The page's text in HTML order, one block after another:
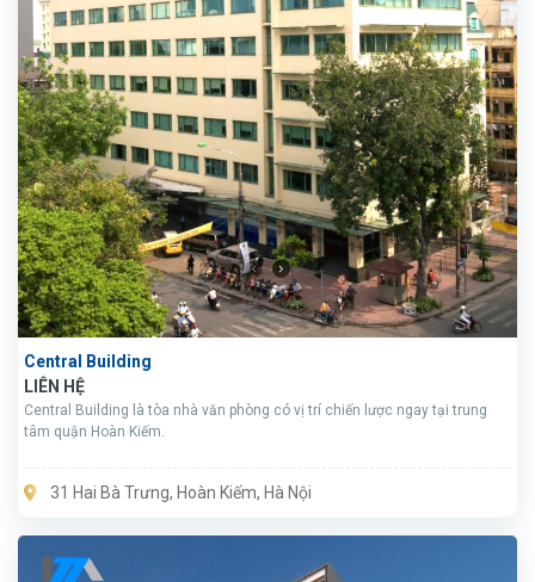
Central Building
LIÊN HỆ
Central Building là tòa nhà văn phòng có vị trí chiến lược ngay tại trung
tâm quận Hoàn Kiếm.
31 Hai Bà Trưng, Hoàn Kiếm, Hà Nội